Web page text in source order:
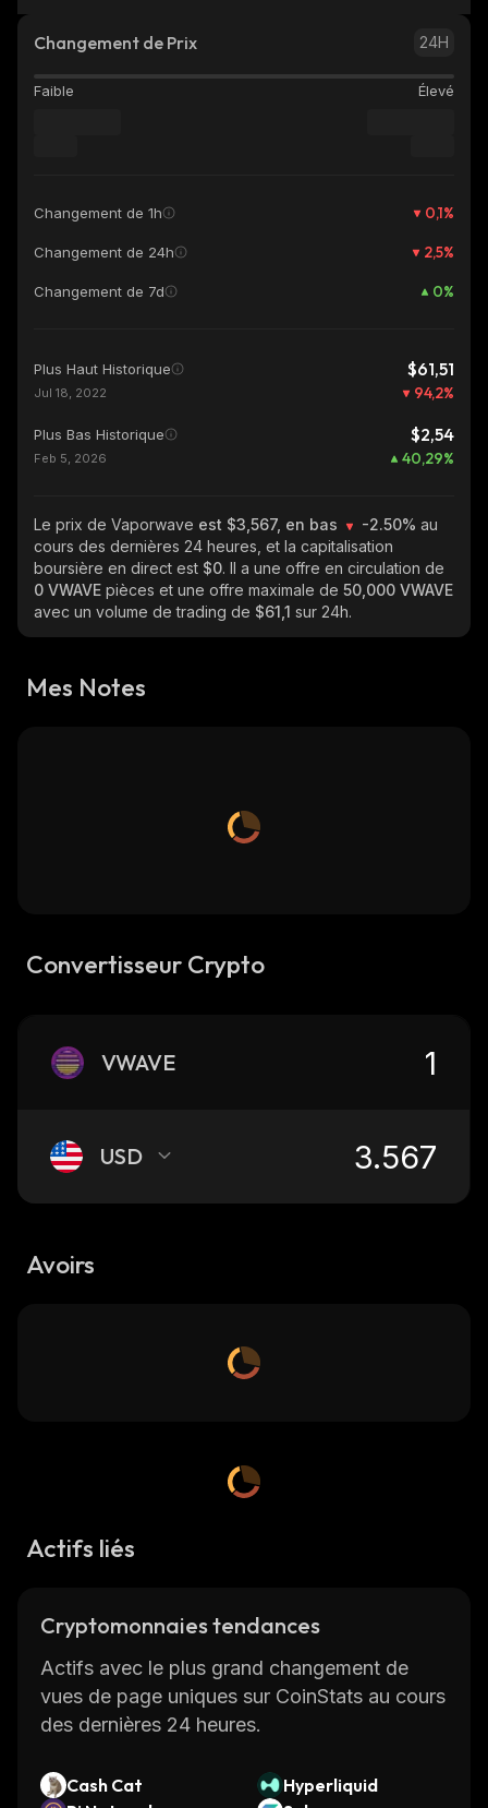
Changement de Prix 24H
Faible Élevé
Changement de 1h 0,1%
Changement de 24h 2,5%
Changement de 7d 0%
Plus Haut Historique $61,51
Jul 18, 2022 94,2%
Plus Bas Historique $2,54
Feb 5, 2026 40,29%
Le prix de Vaporwave est $3,567, en bas -2.50% au
cours des dernières 24 heures, et la capitalisation
boursière en direct est $0. Il a une offre en circulation de
0 VWAVE pièces et une offre maximale de 50,000 VWAVE
avec un volume de trading de $61,1 sur 24h.
Mes Notes
Convertisseur Crypto
VWAVE
USD
Avoirs
Actifs liés
Cryptomonnaies tendances
Actifs avec le plus grand changement de
vues de page uniques sur CoinStats au cours
des dernières 24 heures.
Cash Cat
Hyperliquid